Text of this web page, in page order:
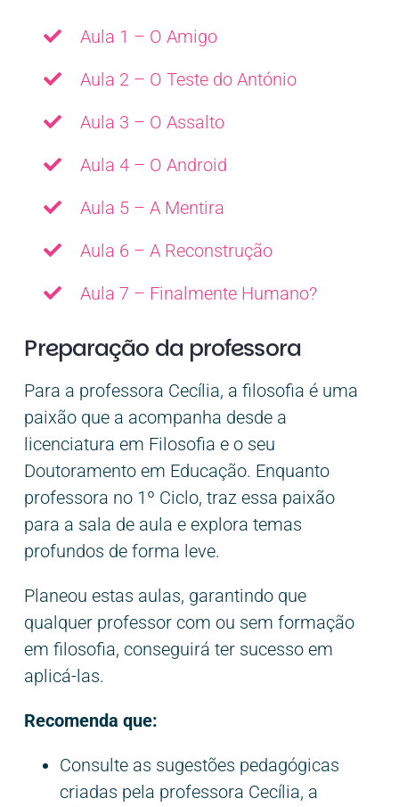
Aula 1 – O Amigo
Aula 2 – O Teste do António
Aula 3 – O Assalto
Aula 4 – O Android
Aula 5 – A Mentira
Aula 6 – A Reconstrução
Aula 7 – Finalmente Humano?
Preparação da professora
Para a professora Cecília, a filosofia é uma
paixão que a acompanha desde a
licenciatura em Filosofia e o seu
Doutoramento em Educação. Enquanto
professora no 1º Ciclo, traz essa paixão
para a sala de aula e explora temas
profundos de forma leve.
Planeou estas aulas, garantindo que
qualquer professor com ou sem formação
em filosofia, conseguirá ter sucesso em
aplicá-las.
Recomenda que:
Consulte as sugestões pedagógicas
criadas pela professora Cecília, a